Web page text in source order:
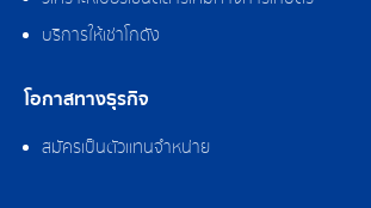
บริการให้เช่าโกดัง
โอกาสทางธุรกิจ
สมัครเป็นตัวแทนจำหน่าย